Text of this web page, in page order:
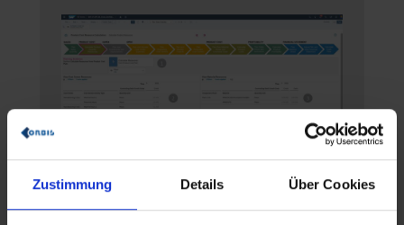
Zustimmung Details Über Cookies
Anmerkungen zur Grafik